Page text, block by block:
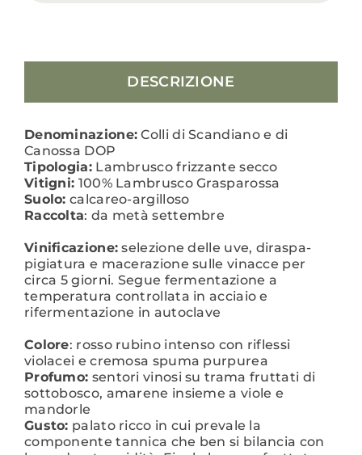
DESCRIZIONE
Denominazione: Colli di Scandiano e di
Canossa DOP
Tipologia:Lambrusco frizzante secco
Vitigni: 100% Lambrusco Grasparossa
Suolo: calcareo-argilloso
Raccolta: da metà settembre
Vinificazione: selezione delle uve, diraspa-
pigiatura e macerazione sulle vinacce per
circa 5 giorni. Segue fermentazione a
temperatura controllata in acciaio e
rifermentazione in autoclave
Colore: rosso rubino intenso con riflessi
violacei e cremosa spuma purpurea
Profumo: sentori vinosi su trama fruttati di
sottobosco, amarene insieme a viole e
mandorle
Gusto: palato ricco in cui prevale la
componente tannica che ben si bilancia con